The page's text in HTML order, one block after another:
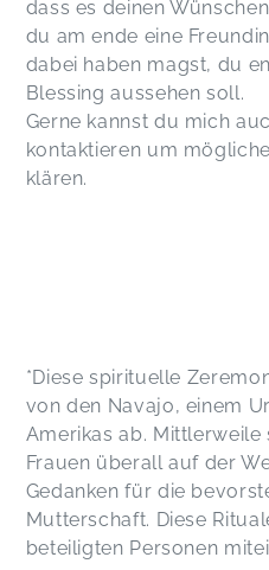
dass es deinen
du am ende eine
dabei haben magst, du
Blessing aussehen soll.
Gerne kannst du mich
kontaktieren um
klären.
*Diese spirituelle
von den Navajo, einem
Amerikas ab.
Frauen überall auf der
Gedanken für die
Mutterschaft. Diese
beteiligten Personen